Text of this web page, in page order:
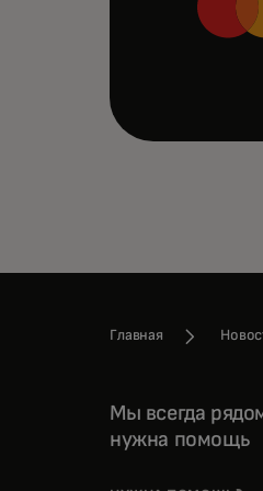
Главная
Мы всегда
нужна помощь